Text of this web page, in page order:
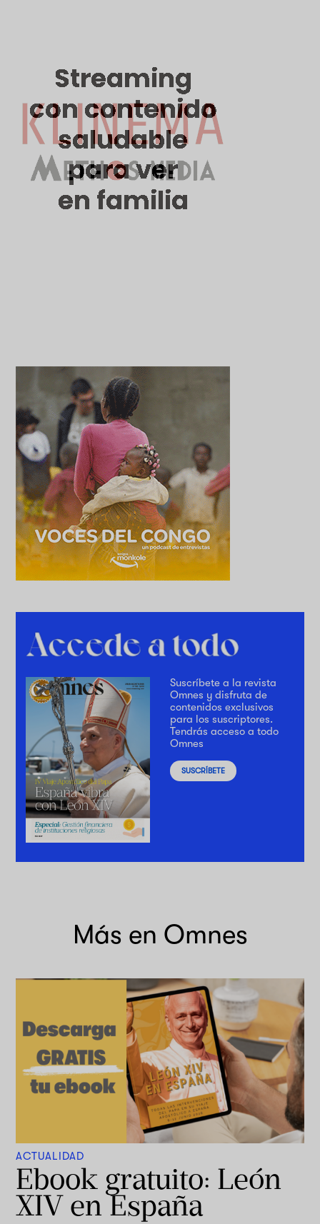
Suscríbete a la revista
Omnes y disfruta de
contenidos exclusivos
para los suscriptores.
Tendrás acceso a todo
Omnes
SUSCRÍBETE
Más en Omnes
ACTUALIDAD
Ebook gratuito: León
XIV en España